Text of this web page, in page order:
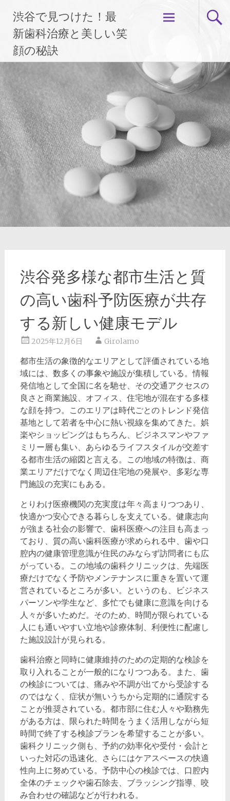
キ
ッ
プ
渋谷で見つけた！最
新歯科治療と美しい笑
顔の秘訣
渋谷発多様な都市生活と質
の高い歯科予防医療が共存
する新しい健康モデル
2025年12月6日 Girolamo
都市生活の象徴的なエリアとして評価されている地
域には、数多くの事象や施設が集積している。情報
発信地として全国に名を馳せ、その交通アクセスの
良さと商業施設、オフィス、住宅地が混在する多様
な顔を持つ。このエリアは時代ごとのトレンド発信
基地として若者を中心に熱い視線を集めてきた。娯
楽やショッピングはもちろん、ビジネスマンやファ
ミリー層も集い、あらゆるライフスタイルが交差す
る都市生活の縮図と言える。この地域の特徴は、商
業エリアだけでなく周辺住宅地の発展や、多彩な専
門施設の充実にもある。
とりわけ医療機関の充実度は年々高まりつつあり、
快適かつ安心できる暮らしを支えている。健康志向
が強まる社会の影響で、歯科医療への注目も高まっ
ており、質の高い歯科医療が求められる中、歯や口
腔内の健康管理意識が住民のみならず訪問者にも広
がっている。この地域の歯科クリニックは、先端医
療だけでなく予防やメンテナンスに重きを置いて運
営されているところが多い。というのも、ビジネス
パーソンや学生など、多忙でも健康に意識を向ける
人々が多いためだ。そのため、時間が限られている
人にも通いやすい立地や診療体制、利便性に配慮し
た施設設計が見られる。
歯科治療と同時に健康維持のための定期的な検診を
取り入れることが一般的になりつつある。また、歯
の検診については、痛みや不調が出てから受診する
のではなく、症状が無いうちから定期的に通院する
ことが推奨されている。都市部に住む人々や勤務先
がある方は、限られた時間をうまく活用しながら短
時間で終了する検診プランを希望することが多い。
歯科クリニック側も、予約の効率化や受付・会計と
いった対応の迅速化、さらにはケアスペースの快適
性向上に努めている。予防中心の検診では、口腔内
全体のチェックや歯石除去、ブラッシング指導、咬
み合わせの確認などが行われる。